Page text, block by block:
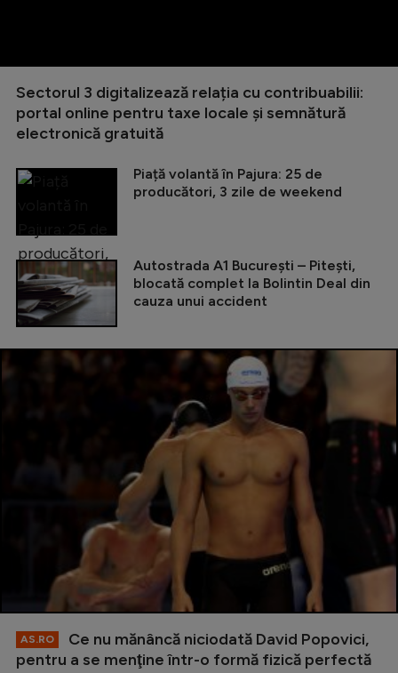
Sectorul 3 digitalizează relația cu contribuabilii:
portal online pentru taxe locale și semnătură
electronică gratuită
Piață volantă în Pajura: 25 de
producători, 3 zile de weekend
Autostrada A1 București – Pitești,
blocată complet la Bolintin Deal din
cauza unui accident
AS.RO
Ce nu mănâncă niciodată David Popovici,
pentru a se menţine într-o formă fizică perfectă